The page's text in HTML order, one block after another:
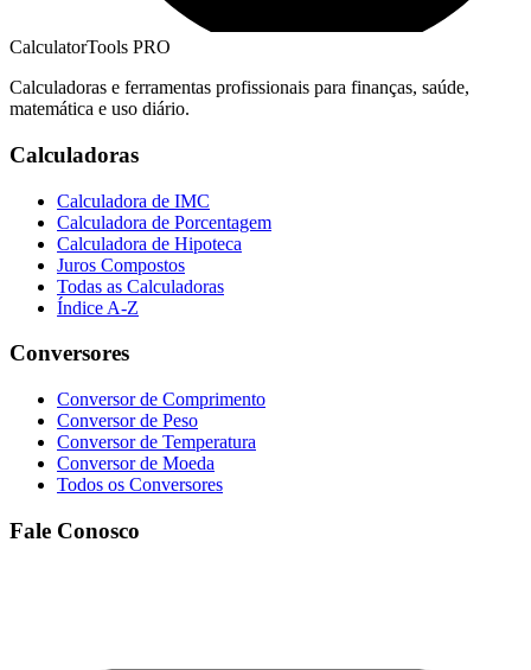
CalculatorTools PRO
Calculadoras e ferramentas profissionais para finanças, saúde,
matemática e uso diário.
Calculadoras
Calculadora de IMC
Calculadora de Porcentagem
Calculadora de Hipoteca
Juros Compostos
Todas as Calculadoras
Índice A-Z
Conversores
Conversor de Comprimento
Conversor de Peso
Conversor de Temperatura
Conversor de Moeda
Todos os Conversores
Fale Conosco